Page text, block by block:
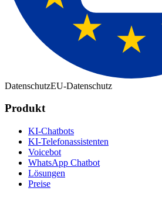
DatenschutzEU-Datenschutz
Produkt
KI-Chatbots
KI-Telefonassistenten
Voicebot
WhatsApp Chatbot
Lösungen
Preise